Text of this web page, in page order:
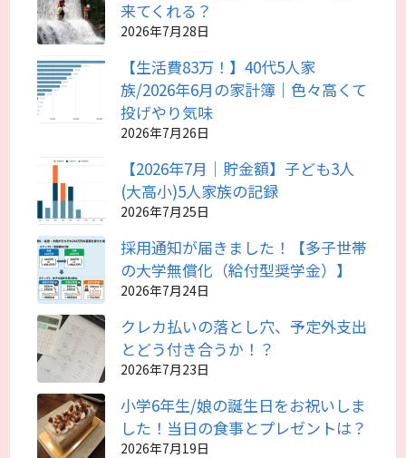
来てくれる？
2026年7月28日
【生活費83万！】40代5人家
族/2026年6月の家計簿｜色々高くて
投げやり気味
2026年7月26日
【2026年7月｜貯金額】子ども3人
(大高小)5人家族の記録
2026年7月25日
採用通知が届きました！【多子世帯
の大学無償化（給付型奨学金）】
2026年7月24日
クレカ払いの落とし穴、予定外支出
とどう付き合うか！？
2026年7月23日
小学6年生/娘の誕生日をお祝いしま
した！当日の食事とプレゼントは？
2026年7月19日